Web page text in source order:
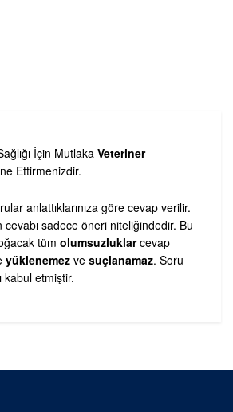
İçin Mutlaka Veteriner
Ettirmenizdir.
anlattıklarınıza göre cevap verilir.
sadece öneri niteliğindedir. Bu
tüm olumsuzluklarcevap
yüklenemez ve suçlanamaz. Soru
kabul etmiştir.